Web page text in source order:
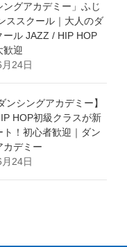
ングアカデミー」ふじ
ススクール｜大人のダ
ール JAZZ / HIP HOP
歓迎
24日
ンシングアカデミー】
HOP初級クラスが新
ト！初心者歓迎｜ダン
カデミー
24日